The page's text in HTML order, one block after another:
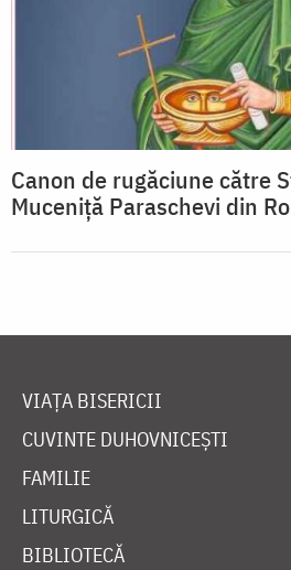
Canon de rugăciune către
Muceniţă Paraschevi din
VIAȚA BISERICII
CUVINTE DUHOVNICEȘTI
FAMILIE
LITURGICĂ
BIBLIOTECĂ